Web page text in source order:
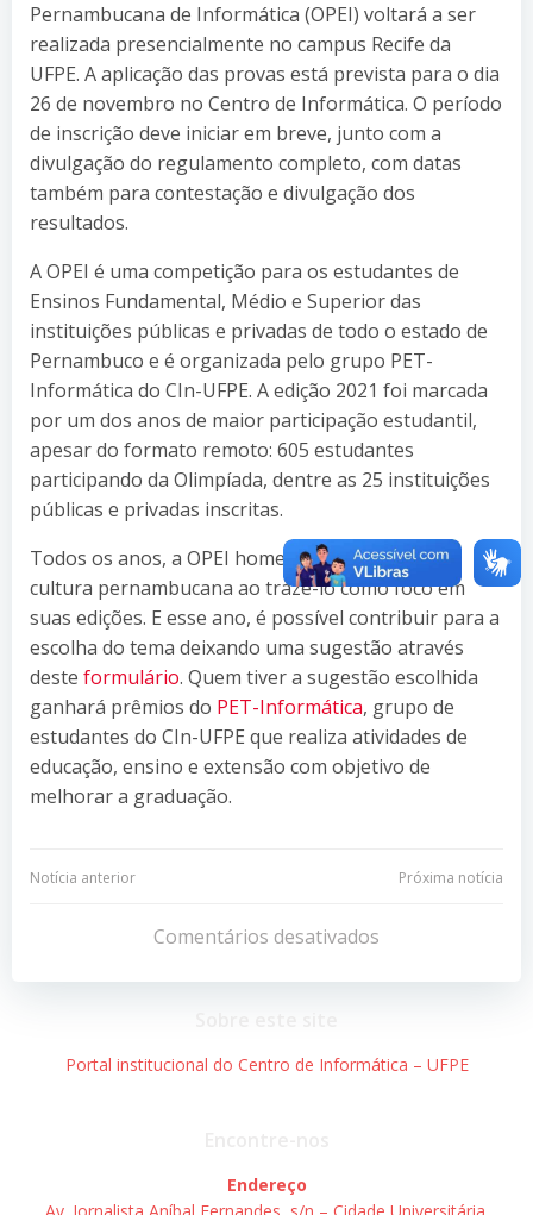
Pernambucana de Informática (OPEI) voltará a ser
realizada presencialmente no campus Recife da
UFPE. A aplicação das provas está prevista para o dia
26 de novembro no Centro de Informática. O período
de inscrição deve iniciar em breve, junto com a
divulgação do regulamento completo, com datas
também para contestação e divulgação dos
resultados.
A OPEI é uma competição para os estudantes de
Ensinos Fundamental, Médio e Superior das
instituições públicas e privadas de todo o estado de
Pernambuco e é organizada pelo grupo PET-
Informática do CIn-UFPE. A edição 2021 foi marcada
por um dos anos de maior participação estudantil,
apesar do formato remoto: 605 estudantes
participando da Olimpíada, dentre as 25 instituições
públicas e privadas inscritas.
Todos os anos, a OPEI homenageia um tema da
cultura pernambucana ao trazê-lo como foco em
suas edições. E esse ano, é possível contribuir para a
escolha do tema deixando uma sugestão através
deste formulário. Quem tiver a sugestão escolhida
ganhará prêmios do PET-Informática, grupo de
estudantes do CIn-UFPE que realiza atividades de
educação, ensino e extensão com objetivo de
melhorar a graduação.
Navegação
Post
Notícia anterior
Navegação
de
Post
Próxima notícia
Comentários desativados
Portal institucional do Centro de Informática – UFPE
Endereço
Av. Jornalista Aníbal Fernandes, s/n – Cidade Universitária.